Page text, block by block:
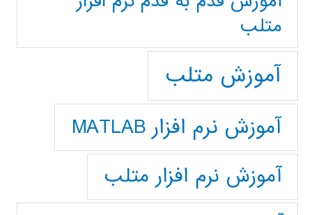
متلب
آموزش متلب
آموزش نرم افزار MATLAB
آموزش نرم افزار متلب